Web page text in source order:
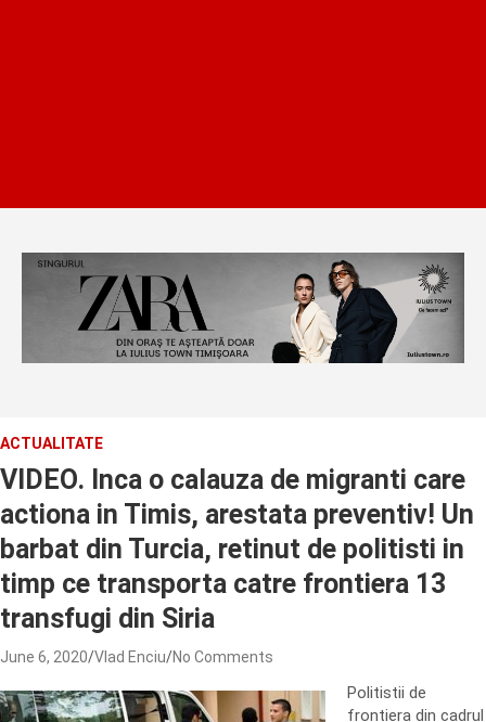
ACTUALITATE
VIDEO. Inca o calauza de migranti care
actiona in Timis, arestata preventiv! Un
barbat din Turcia, retinut de politisti in
timp ce transporta catre frontiera 13
transfugi din Siria
June 6, 2020 Vlad Enciu No Comments
Politistii de
frontiera din cadrul